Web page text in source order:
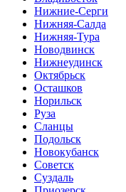
Нижние-Серги
Нижняя-Салда
Нижняя-Тура
Новодвинск
Нижнеудинск
Октябрьск
Осташков
Норильск
Руза
Сланцы
Подольск
Новокубанск
Советск
Суздаль